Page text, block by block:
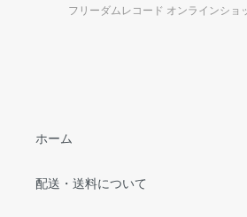
フリーダムレコード オンラインショ
ホーム
配送・送料について